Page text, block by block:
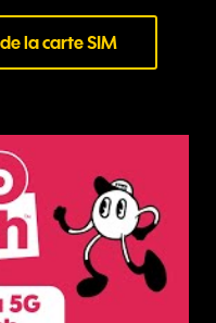
la carte SIM